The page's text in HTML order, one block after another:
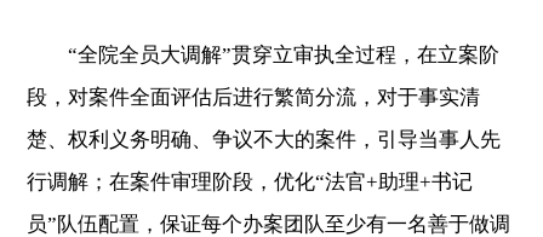
“全院全员大调解”贯穿立审执全过程，在立案阶
段，对案件全面评估后进行繁简分流，对于事实清
楚、权利义务明确、争议不大的案件，引导当事人先
行调解；在案件审理阶段，优化“法官+助理+书记
员”队伍配置，保证每个办案团队至少有一名善于做调